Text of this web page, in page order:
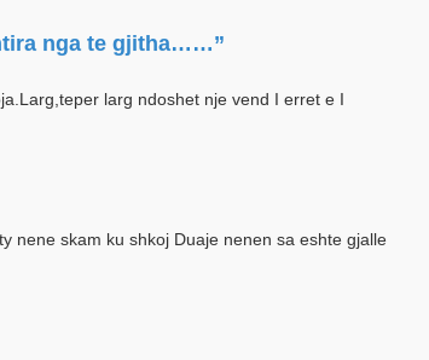
nga te gjitha……”
larg ndoshet nje vend I erret e I
nene skam ku shkoj Duaje nenen sa eshte gjalle